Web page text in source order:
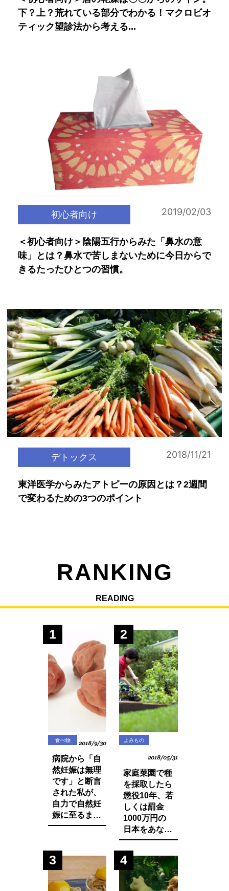
下？上？荒れている部分でわかる！マクロビオ
ティック望診法から考える...
初心者向け 2019/02/03
＜初心者向け＞陰陽五行からみた「鼻水の意
味」とは？鼻水で苦しまないために今日からで
きるたったひとつの習慣。
デトックス 2018/11/21
東洋医学からみたアトピーの原因とは？2週間
で変わるための3つのポイント
RANKING
READING
1
食べ物 2018/9/30
病院から「自
然妊娠は無理
です」と断言
された私が、
自力で自然妊
娠に至るまで
に実践した生
物の改善・身
体の変化につ
いてお話しし
ます。
2
よみもの
2018/05/31
家庭菜園で種
を採取したら
懲役10年、若
しくは罰金
1000万円の
日本をあなた
は想像できま
すか？今まで
登録品種のみ
禁止されてい
た種採りや脇
3 4